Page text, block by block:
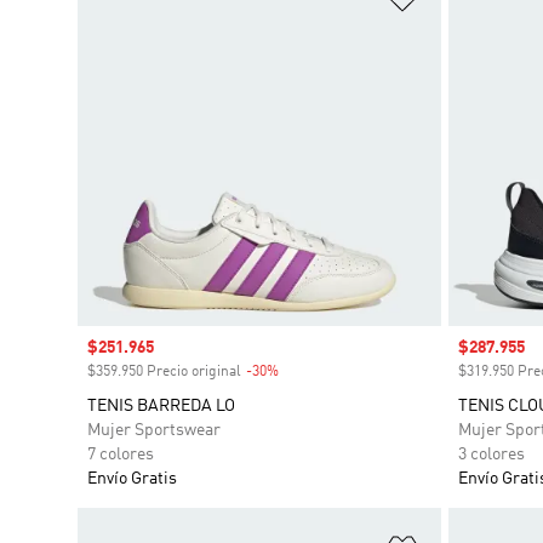
Precio de venta
$251.965
$359.950 Precio original -30%
TENIS BARREDA LO
Mujer Sportswear
7 colores
Envío Gratis
Precio de
$287.955
$319.950
TENIS
Mujer
3 colores
Envío